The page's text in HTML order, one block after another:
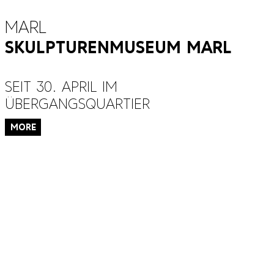
Sidebar
Marl
Skulpturenmuseum Marl
SEIT 30. APRIL IM
ÜBERGANGSQUARTIER
more